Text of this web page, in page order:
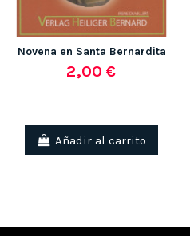
(1 nota)
Novena en Santa Bernardita
2,00 €
Añadir al carrito